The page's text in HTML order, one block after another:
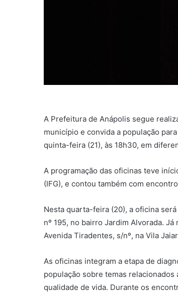
A Prefeitura de Anápolis segue
município e convida a população
quinta-feira (21), às 18h30, em
A programação das oficinas teve
(IFG), e contou também com
Nesta quarta-feira (20), a oficina
nº 195, no bairro Jardim Alvorada.
Avenida Tiradentes, s/nº, na Vila
As oficinas integram a etapa de
população sobre temas
qualidade de vida. Durante os